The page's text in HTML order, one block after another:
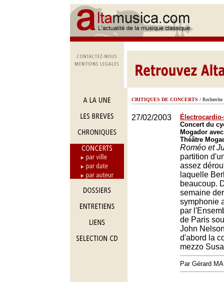
CRITIQUES DE CONCERTS / Recherche
27/02/2003
Concert du
Mogador
Théâtre
Roméo et
partition
assez
laquelle
beaucoup.
semaine
symphonie
par
de Paris
John
d'abord la
mezzo
Par Gérard